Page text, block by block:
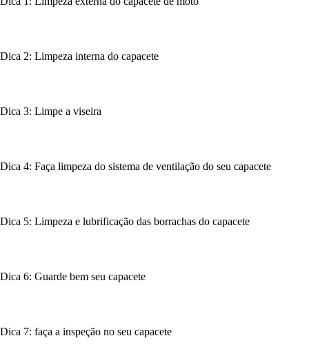
Dica 2: Limpeza interna do capacete
Dica 3: Limpe a viseira
Dica 4: Faça limpeza do sistema de ventilação do seu capacete
Dica 5: Limpeza e lubrificação das borrachas do capacete
Dica 6: Guarde bem seu capacete
Dica 7: faça a inspeção no seu capacete